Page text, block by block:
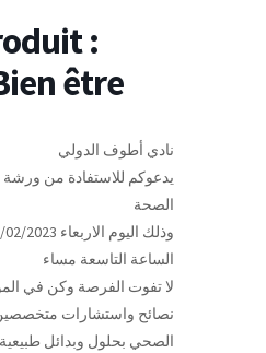
:
être
نادي أطوف الدولي
الصحة
الساعة التاسعة مساء
لا تفوت الفرصة وكن في
نصائح واستشارات
الصحي بحلول وبدائل طبيعية